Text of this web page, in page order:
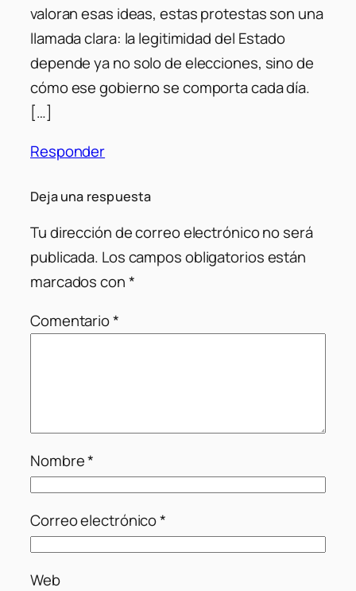
valoran esas ideas, estas protestas son una
llamada clara: la legitimidad del Estado
depende ya no solo de elecciones, sino de
cómo ese gobierno se comporta cada día.
[…]
Responder
Deja una respuesta
Tu dirección de correo electrónico no será
publicada. Los campos obligatorios están
marcados con*
Comentario*
Nombre*
Correo electrónico*
Web